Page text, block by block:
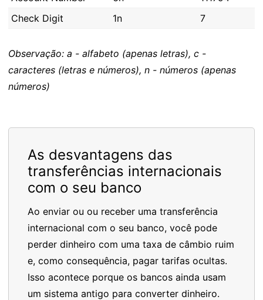
Check Digit
1n 7
Observação: a - alfabeto (apenas letras), c -
caracteres (letras e números), n - números (apenas
números)
As desvantagens das
transferências internacionais
com o seu banco
Ao enviar ou ou receber uma transferência
internacional com o seu banco, você pode
perder dinheiro com uma taxa de câmbio ruim
e, como consequência, pagar tarifas ocultas.
Isso acontece porque os bancos ainda usam
um sistema antigo para converter dinheiro.